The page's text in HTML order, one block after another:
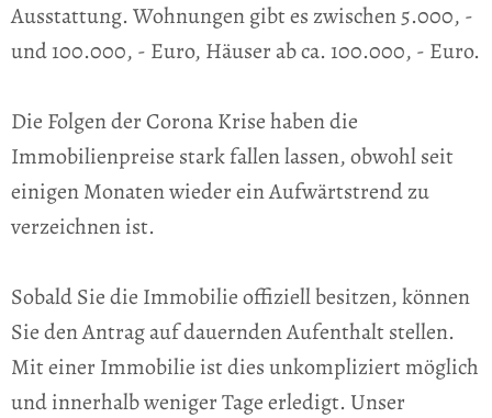
Ausstattung. Wohnungen gibt es zwischen 5.000, -
und 100.000, - Euro, Häuser ab ca. 100.000, - Euro.
Die Folgen der Corona Krise haben die
Immobilienpreise stark fallen lassen, obwohl seit
einigen Monaten wieder ein Aufwärtstrend zu
verzeichnen ist.
Sobald Sie die Immobilie offiziell besitzen, können
Sie den Antrag auf dauernden Aufenthalt stellen.
Mit einer Immobilie ist dies unkompliziert möglich
und innerhalb weniger Tage erledigt. Unser